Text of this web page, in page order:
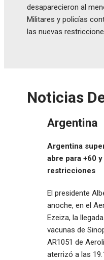
desaparecieron al
Militares y policías
las nuevas
Noticias
Argentina
Argentina
abre para +60
restricciones
El presidente
anoche, en el
Ezeiza, la
vacunas de
AR1051 de
aterrizó a las